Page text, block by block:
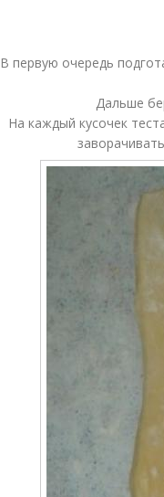
В первую очередь
Дальше
На каждый кусочек